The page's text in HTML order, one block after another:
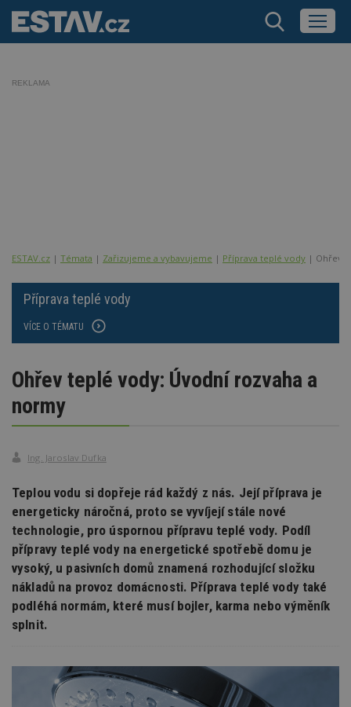
REKLAMA
ESTAV.cz Témata Zařizujeme a vybavujeme Příprava teplé vody Ohřev
Příprava teplé vody
VÍCE O TÉMATU
Ohřev teplé vody: Úvodní rozvaha a
normy
Ing. Jaroslav Dufka
Teplou vodu si dopřeje rád každý z nás. Její příprava je
energeticky náročná, proto se vyvíjejí stále nové
technologie, pro úspornou přípravu teplé vody. Podíl
přípravy teplé vody na energetické spotřebě domu je
vysoký, u pasivních domů znamená rozhodující složku
nákladů na provoz domácnosti. Příprava teplé vody také
podléhá normám, které musí bojler, karma nebo výměník
splnit.